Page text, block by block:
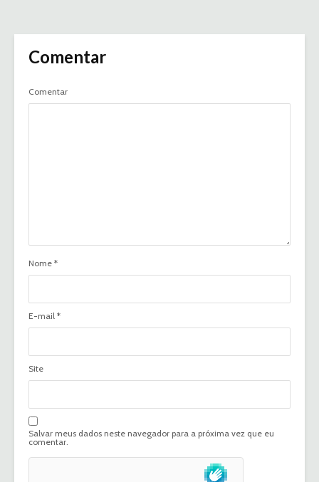
Comentar
Comentar
Nome *
E-mail *
Site
Salvar meus dados neste navegador para a próxima vez que eu
comentar.